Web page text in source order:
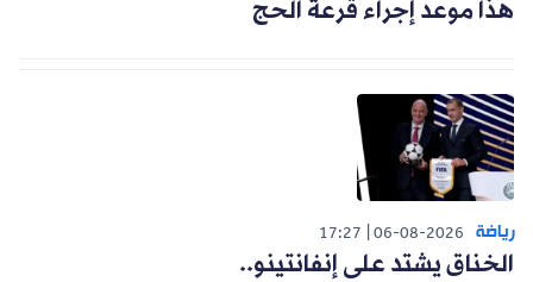
هذا موعد إجراء قرعة الحج
رياضة 06-08-2026
17:27
الخناق يشتد على إنفانتينو..